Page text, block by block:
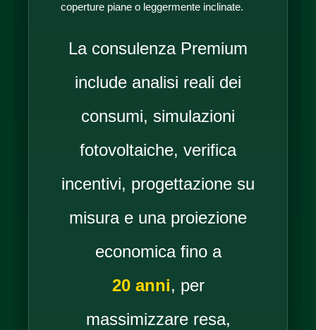
coperture piane o leggermente inclinate.
La consulenza Premium
include analisi reali dei
consumi, simulazioni
fotovoltaiche, verifica
incentivi, progettazione su
misura e una proiezione
economica fino a
20 anni, per
massimizzare resa,